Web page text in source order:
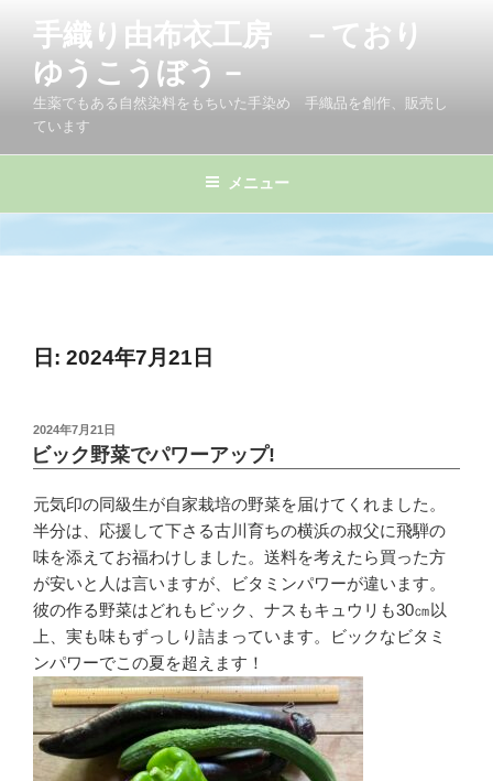
手織り由布衣工房 －ており
ゆうこうぼう－
生薬でもある自然染料をもちいた手染め 手織品を創作、販売し
ています
メニュー
日: 2024年7月21日
投
稿
日:
2024年7月21日
ビック野菜でパワーアップ!
元気印の同級生が自家栽培の野菜を届けてくれました。
半分は、応援して下さる古川育ちの横浜の叔父に飛騨の
味を添えてお福わけしました。送料を考えたら買った方
が安いと人は言いますが、ビタミンパワーが違います。
彼の作る野菜はどれもビック、ナスもキュウリも30㎝以
上、実も味もずっしり詰まっています。ビックなビタミ
ンパワーでこの夏を超えます！